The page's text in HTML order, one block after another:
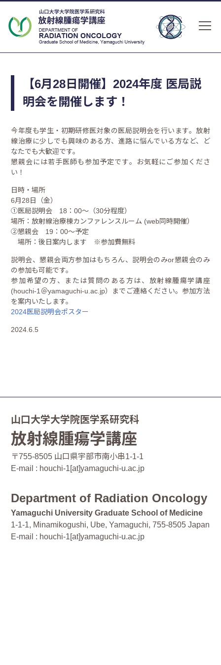
【6月28日開催】2024年度 医局説
明会を開催します！
今年度も学生・初期研修医対象の医局説明会を行います。放射
線治療に少しでも興味のある方、進路に悩んでいる方など、ど
なたでも大歓迎です。
懇親会には若手医師も参加予定です。お気軽にご参加くださ
い！
日時・場所
6月28日（金）
➀医局説明会 18：00～（30分程度）
場所：放射線治療棟カンファレンスルーム (web同時開催）
➁懇親会 19：00～予定
場所：後日案内します ※参加費無料
説明会、懇親会両方参加はもちろん、説明会のみor懇親会のみ
の参加も可能です。
参加希望の方、または質問のある方は、放射線腫瘍学講座
(houchi-1＠yamaguchi-u.ac.jp）までご連絡ください。参加方法
を案内いたします。
2024医局説明会ポスター
2024.6.5
山口大学大学院医学系研究科
放射線腫瘍学講座
〒755-8505 山口県宇部市南小串1-1-1
E-mail : houchi-1[at]yamaguchi-u.ac.jp
Department of Radiation Oncology
Yamaguchi University Graduate School of Medicine
1-1-1, Minamikogushi, Ube, Yamaguchi, 755-8505 Japan
E-mail : houchi-1[at]yamaguchi-u.ac.jp